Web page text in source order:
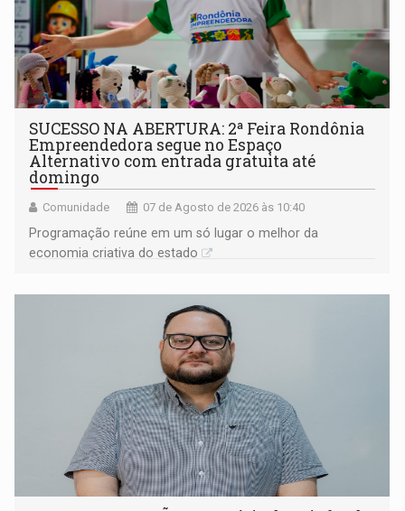
SUCESSO NA ABERTURA: 2ª Feira Rondônia
Empreendedora segue no Espaço
Alternativo com entrada gratuita até
domingo
Comunidade 07 de Agosto de 2026 às 10:40
Programação reúne em um só lugar o melhor da
economia criativa do estado